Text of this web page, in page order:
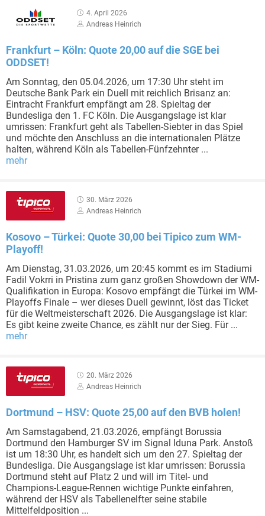
4. April 2026
Andreas Heinrich
Frankfurt – Köln: Quote 20,00 auf die SGE bei
ODDSET!
Am Sonntag, den 05.04.2026, um 17:30 Uhr steht im
Deutsche Bank Park ein Duell mit reichlich Brisanz an:
Eintracht Frankfurt empfängt am 28. Spieltag der
Bundesliga den 1. FC Köln. Die Ausgangslage ist klar
umrissen: Frankfurt geht als Tabellen-Siebter in das Spiel
und möchte den Anschluss an die internationalen Plätze
halten, während Köln als Tabellen-Fünfzehnter ...
mehr
30. März 2026
Andreas Heinrich
Kosovo – Türkei: Quote 30,00 bei Tipico zum WM-
Playoff!
Am Dienstag, 31.03.2026, um 20:45 kommt es im Stadiumi
Fadil Vokrri in Pristina zum ganz großen Showdown der WM-
Qualifikation in Europa: Kosovo empfängt die Türkei im WM-
Playoffs Finale – wer dieses Duell gewinnt, löst das Ticket
für die Weltmeisterschaft 2026. Die Ausgangslage ist klar:
Es gibt keine zweite Chance, es zählt nur der Sieg. Für ...
mehr
20. März 2026
Andreas Heinrich
Dortmund – HSV: Quote 25,00 auf den BVB holen!
Am Samstagabend, 21.03.2026, empfängt Borussia
Dortmund den Hamburger SV im Signal Iduna Park. Anstoß
ist um 18:30 Uhr, es handelt sich um den 27. Spieltag der
Bundesliga. Die Ausgangslage ist klar umrissen: Borussia
Dortmund steht auf Platz 2 und will im Titel- und
Champions-League-Rennen wichtige Punkte einfahren,
während der HSV als Tabellenelfter seine stabile
Mittelfeldposition ...